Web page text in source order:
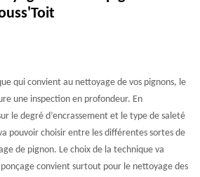
qui convient au nettoyage de vos pignons, le
une inspection en profondeur. En
le degré d’encrassement et le type de saleté
pouvoir choisir entre les différentes sortes de
de pignon. Le choix de la technique va
convient surtout pour le nettoyage des